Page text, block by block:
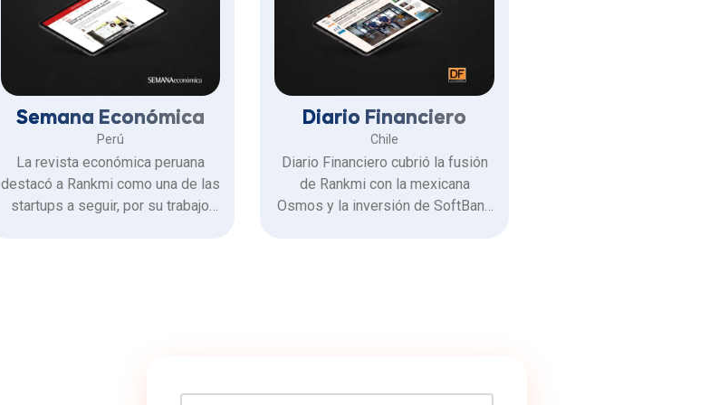
Semana Económica
Perú
La revista económica peruana
destacó a Rankmi como una de las
startups a seguir, por su trabajo
Diario Financiero
Chile
Diario Financiero cubrió la fusión
de Rankmi con la mexicana
Osmos y la inversión de SoftBank